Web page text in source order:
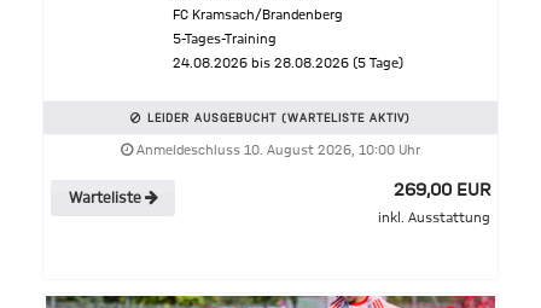
FC Kramsach/Brandenberg
5-Tages-Training
24.08.2026 bis 28.08.2026 (5 Tage)
LEIDER AUSGEBUCHT (WARTELISTE AKTIV)
Anmeldeschluss 10. August 2026, 10:00 Uhr
Warteliste 269,00 EUR
inkl. Ausstattung